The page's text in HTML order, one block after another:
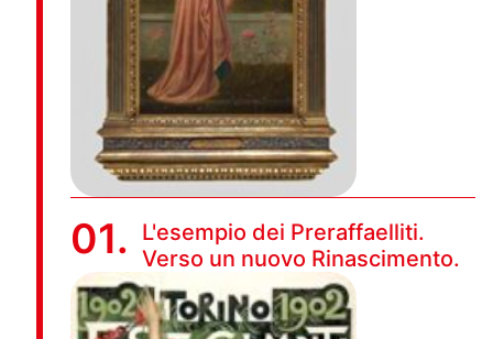
01.
L'esempio dei Preraffaelliti.
Verso un nuovo Rinascimento.